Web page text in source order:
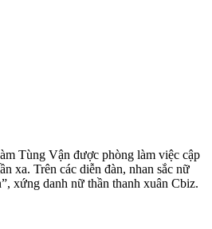
Tùng Vận được phòng làm việc cập
xa. Trên các diễn đàn, nhan sắc nữ
xứng danh nữ thần thanh xuân Cbiz.